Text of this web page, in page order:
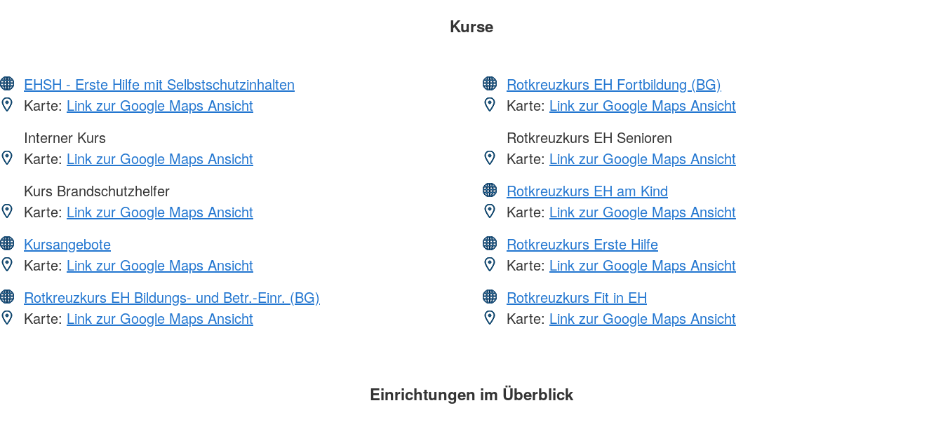
Kurse
EHSH - Erste Hilfe mit Selbstschutzinhalten
Karte: Link zur Google Maps Ansicht
Interner Kurs
Karte: Link zur Google Maps Ansicht
Kurs Brandschutzhelfer
Karte: Link zur Google Maps Ansicht
Kursangebote
Karte: Link zur Google Maps Ansicht
Rotkreuzkurs EH Bildungs- und Betr.-Einr. (BG)
Karte: Link zur Google Maps Ansicht
Rotkreuzkurs EH Fortbildung (BG)
Karte: Link zur Google Maps Ansicht
Rotkreuzkurs EH Senioren
Karte: Link zur Google Maps Ansicht
Rotkreuzkurs EH am Kind
Karte: Link zur Google Maps Ansicht
Rotkreuzkurs Erste Hilfe
Karte: Link zur Google Maps Ansicht
Rotkreuzkurs Fit in EH
Karte: Link zur Google Maps Ansicht
Einrichtungen im Überblick